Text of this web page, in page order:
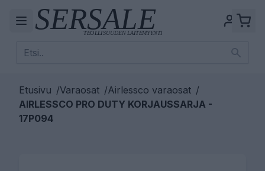
Etusivu /Varaosat /Airlessco varaosat /
AIRLESSCO PRO DUTY KORJAUSSARJA -
17P094